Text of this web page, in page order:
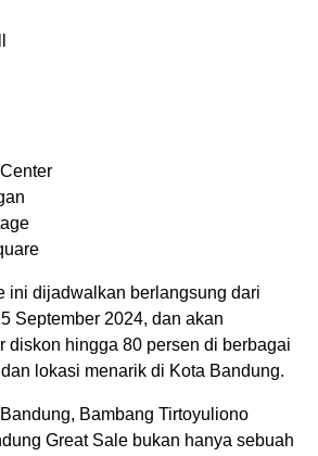
ini dijadwalkan berlangsung dari
September 2024, dan akan
diskon hingga 80 persen di berbagai
lokasi menarik di Kota Bandung.
Bambang Tirtoyuliono
Great Sale bukan hanya sebuah